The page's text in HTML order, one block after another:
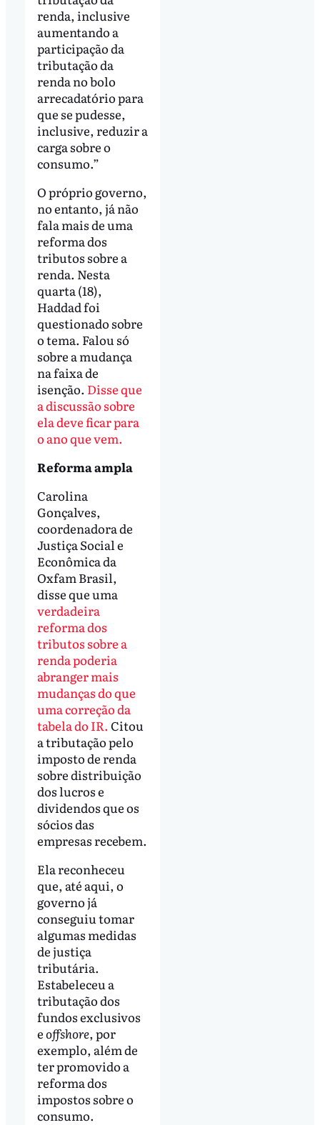
renda, inclusive
aumentando a
participação da
tributação da
renda no bolo
arrecadatório para
que se pudesse,
inclusive, reduzir a
carga sobre o
consumo.”
O próprio governo,
no entanto, já não
fala mais de uma
reforma dos
tributos sobre a
renda. Nesta
quarta (18),
Haddad foi
questionado sobre
o tema. Falou só
sobre a mudança
na faixa de
isenção. Disse que
a discussão sobre
ela deve ficar para
o ano que vem.
Reforma ampla
Carolina
Gonçalves,
coordenadora de
Justiça Social e
Econômica da
Oxfam Brasil,
disse que uma
verdadeira
reforma dos
tributos sobre a
renda poderia
abranger mais
mudanças do que
uma correção da
tabela do IR. Citou
a tributação pelo
imposto de renda
sobre distribuição
dos lucros e
dividendos que os
sócios das
empresas recebem.
Ela reconheceu
que, até aqui, o
governo já
conseguiu tomar
algumas medidas
de justiça
tributária.
Estabeleceu a
tributação dos
fundos exclusivos
eoffshore, por
exemplo, além de
ter promovido a
reforma dos
impostos sobre o
consumo.